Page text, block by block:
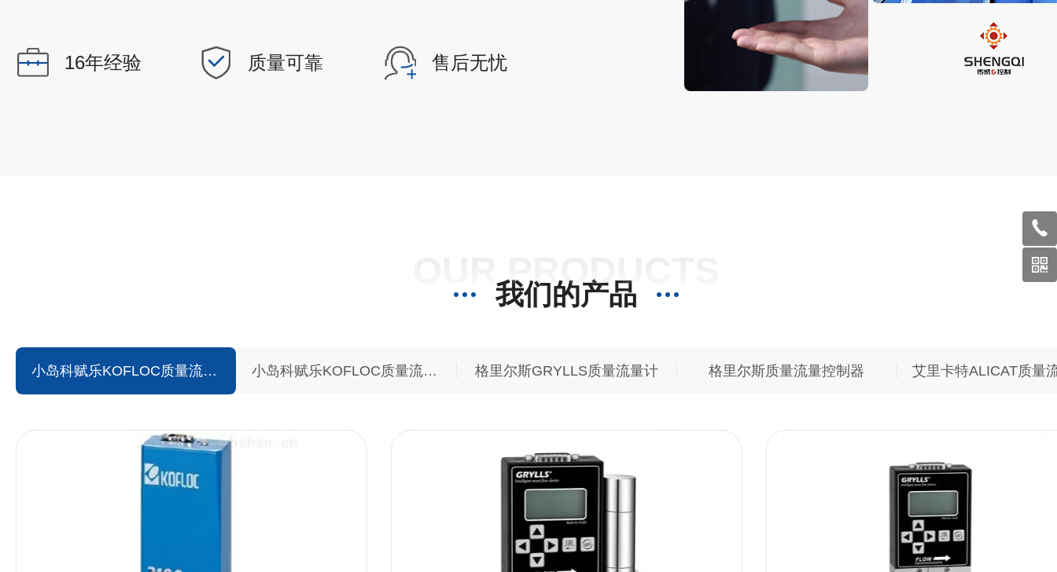
伙伴。晟旗科技（北京）有限公司主要经营：美国ALICAT：气体质量流量计和控制器、液体流量
计、压力计和控制器日本KOFLOC：质量流量计和控制器、浮子流量计、针阀、比例阀、配气仪、
16年经验 质量可靠 售后无忧
OUR PRODUCTS
我们的产品
艾里卡特ALICAT质量流量计 小岛科赋乐KOFLOC质量流量计 小岛科赋乐KOFLOC质量流量控制器 格里尔斯GRYLLS质量流量计 格里尔斯质量流量